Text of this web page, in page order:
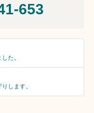
653
た。
します。